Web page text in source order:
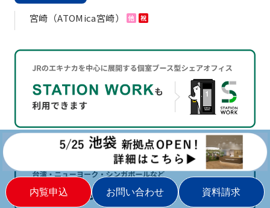
宮崎（ATOMica宮崎） 他 祝